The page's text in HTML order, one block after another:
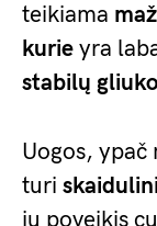
teikiama
kurie yra
stabilų
Uogos, ypač
turi
jų poveikis